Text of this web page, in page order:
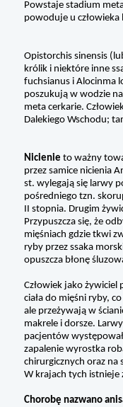
Powstaje stadium
powoduje u człowieka
Opistorchis sinensis
królik i niektóre inne
fuchsianus i Alocinma
poszukują w wodzie
meta cerkarie.
Dalekiego Wschodu;
Nicienie to ważny
przez samice nicienia
st. wylegają się larwy
pośredniego tzn.
II stopnia. Drugim
Przypuszcza się, że
mięśniach gdzie tkwi
ryby przez ssaka
opuszcza błonę
Człowiek jako
ciała do mięśni ryby,
ale przeżywają w
makrele i dorsze.
pacjentów
zapalenie wyrostka
chirurgicznych oraz na
W krajach tych
Chorobę nazwano